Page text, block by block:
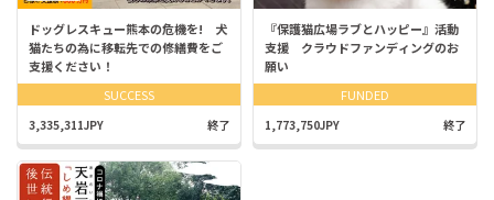
ドッグレスキュー熊本の危機を! 犬
猫たちの為に移転先での修繕費をご
支援ください！
SUCCESS
3,335,311JPY 終了
『保護猫広場ラブとハッピー』活動
支援 クラウドファンディングのお
願い
FUNDED
1,773,750JPY 終了